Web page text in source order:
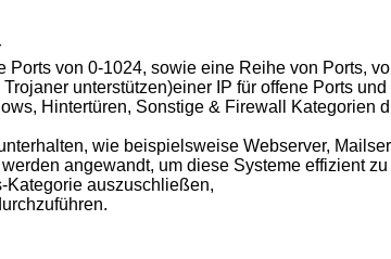
Ports von 0-1024, sowie eine Reihe von Ports,
unterstützen)einer IP für offene Ports und
Hintertüren, Sonstige & Firewall Kategorien
wie beispielsweise Webserver,
angewandt, um diese Systeme effizient zu
Kategorie auszuschließen,